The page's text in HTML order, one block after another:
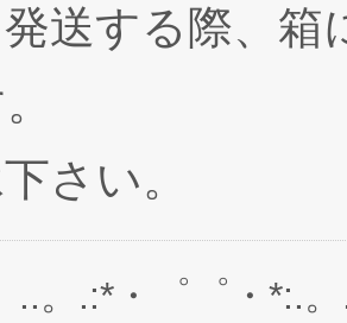
送する際、箱
さい。
..。.:*・゜゜・*:.